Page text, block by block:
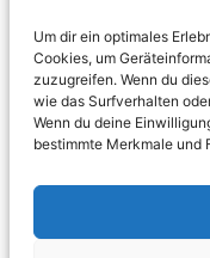
Um dir ein optimales
Cookies, um
zuzugreifen. Wenn du
wie das Surfverhalten
Wenn du deine
bestimmte Merkmale
Diese Website
zu reduzieren.